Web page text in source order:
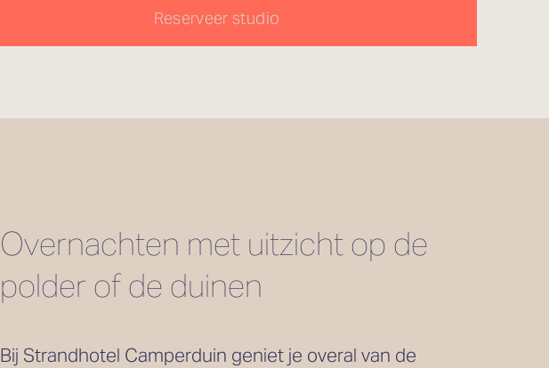
Reserveer studio
Overnachten met uitzicht op de
polder of de duinen
Bij Strandhotel Camperduin geniet je overal van de